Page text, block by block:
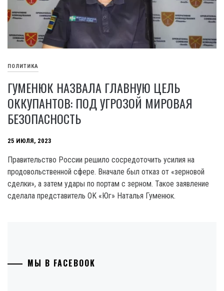
ПОЛИТИКА
ГУМЕНЮК НАЗВАЛА ГЛАВНУЮ ЦЕЛЬ
ОККУПАНТОВ: ПОД УГРОЗОЙ МИРОВАЯ
БЕЗОПАСНОСТЬ
25 ИЮЛЯ, 2023
Правительство России решило сосредоточить усилия на
продовольственной сфере. Вначале был отказ от «зерновой
сделки», а затем удары по портам с зерном. Такое заявление
сделала представитель OK «Юг» Наталья Гуменюк.
МЫ В FACEBOOK